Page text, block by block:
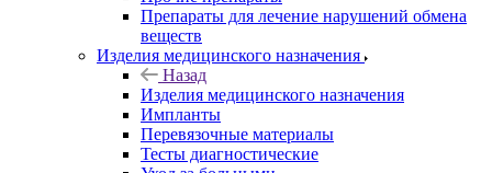
Препараты для лечение нарушений обмена
веществ
Изделия медицинского назначения
Назад
Изделия медицинского назначения
Импланты
Перевязочные материалы
Тесты диагностические